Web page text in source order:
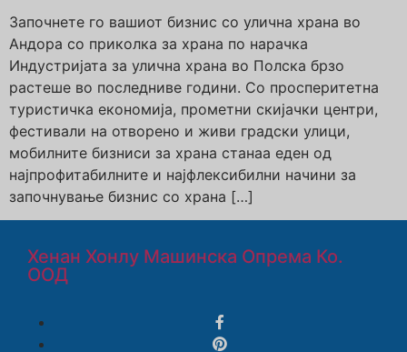
Започнете го вашиот бизнис со улична храна во
Андора со приколка за храна по нарачка
Индустријата за улична храна во Полска брзо
растеше во последниве години. Со просперитетна
туристичка економија, прометни скијачки центри,
фестивали на отворено и живи градски улици,
мобилните бизниси за храна станаа еден од
најпрофитабилните и најфлексибилни начини за
започнување бизнис со храна […]
Хенан Хонлу Машинска Опрема Ко.
ООД